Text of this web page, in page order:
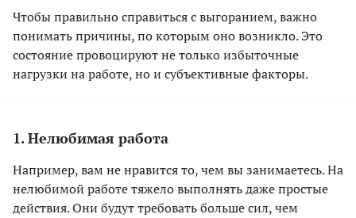
Чтобы правильно справиться с выгоранием, важно
понимать причины, по которым оно возникло. Это
состояние провоцируют не только избыточные
нагрузки на работе, но и субъективные факторы.
1. Нелюбимая работа
Например, вам не нравится то, чем вы занимаетесь. На
нелюбимой работе тяжело выполнять даже простые
действия. Они будут требовать больше сил, чем